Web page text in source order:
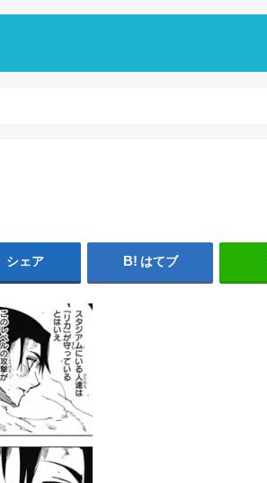
シェア はてブ